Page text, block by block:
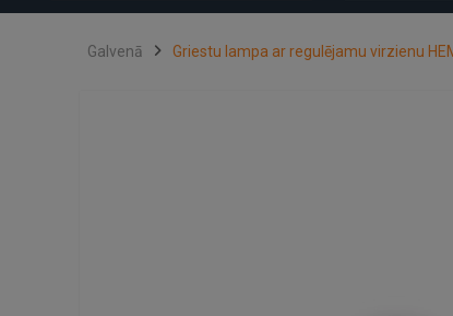
Galvenā Griestu lampa ar regulējamu virzienu